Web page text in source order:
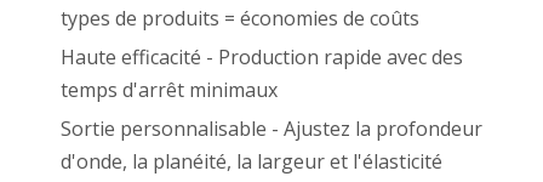
types de produits = économies de coûts
Haute efficacité - Production rapide avec des
temps d'arrêt minimaux
Sortie personnalisable - Ajustez la profondeur
d'onde, la planéité, la largeur et l'élasticité